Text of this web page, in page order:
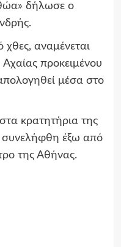
δήλωσε ο
χθες, αναμένεται
προκειμένου
μέσα στο
κρατητήρια της
έξω από
της Αθήνας.